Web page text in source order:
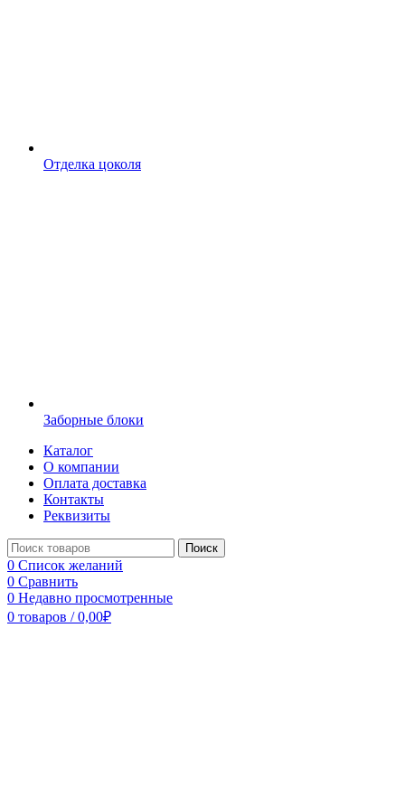
Отделка цоколя
Заборные блоки
Каталог
О компании
Оплата доставка
Контакты
Реквизиты
Поиск
0 Список желаний
0 Сравнить
0 Недавно просмотренные
0 товаров / 0,00₽